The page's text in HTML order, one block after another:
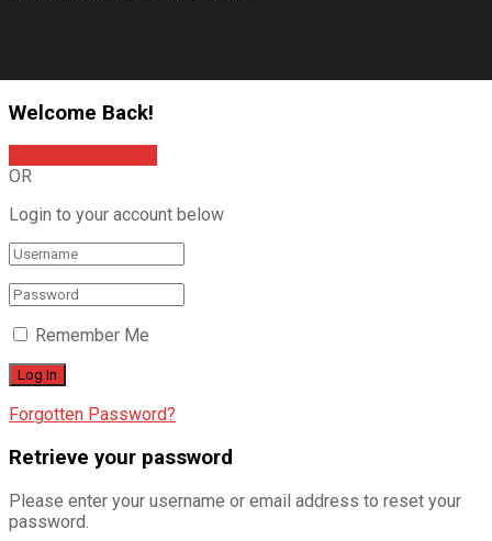
Welcome Back!
OR
Login to your account below
Remember Me
Forgotten Password?
Retrieve your password
Please enter your username or email address to reset your
password.